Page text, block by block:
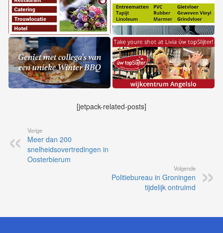
[jetpack-related-posts]
Vorige
Meer dan 200
snelheidsovertredingen in
Oosterbierum
Volgende
Politiebureau in Groningen
tijdelijk ontruimd